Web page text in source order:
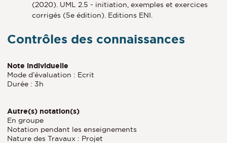
(2020). UML 2.5 - initiation, exemples et exercices
corrigés (5e édition). Editions ENI.
Contrôles des connaissances
Note individuelle
Mode d’évaluation : Ecrit
Durée : 3h
Autre(s) notation(s)
En groupe
Notation pendant les enseignements
Nature des Travaux : Projet